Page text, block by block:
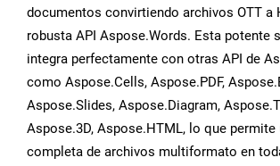
documentos convirtiendo archivos OTT a
robusta API Aspose.Words. Esta potente
integra perfectamente con otras API de
como Aspose.Cells, Aspose.PDF,
Aspose.Slides, Aspose.Diagram,
Aspose.3D, Aspose.HTML, lo que
completa de archivos multiformato en